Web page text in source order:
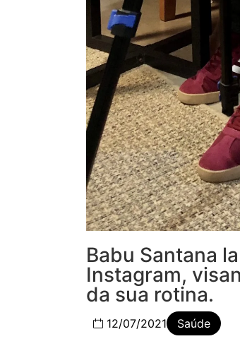
Babu Santana
Instagram,
da sua rotina.
12/07/2021
Saúde